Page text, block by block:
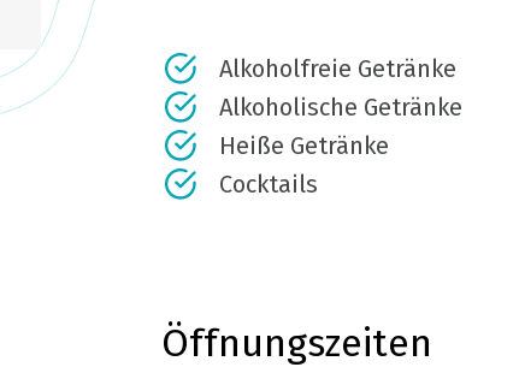
Alkoholfreie Getränke
Alkoholische Getränke
Heiße Getränke
Cocktails
Öffnungszeiten